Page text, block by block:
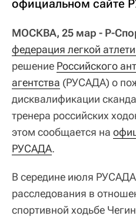
официальном сайте
МОСКВА, 25 мар - Р-
федерация легкой
решение Российского
агентства (РУСАДА) о
дисквалификации
тренера российских
этом сообщается на
РУСАДА.
В середине июля
расследования в
спортивной ходьбе